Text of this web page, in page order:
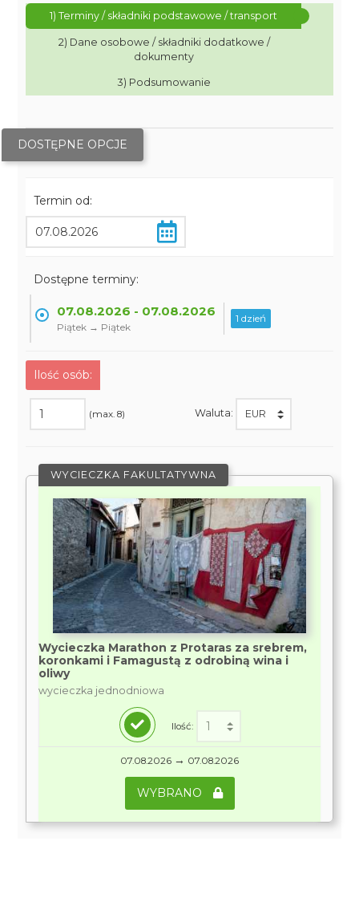
1) Terminy / składniki podstawowe / transport
2) Dane osobowe / składniki dodatkowe /
dokumenty
3) Podsumowanie
DOSTĘPNE OPCJE
Termin od:
Dostępne terminy:
07.08.2026 - 07.08.2026
Piątek → Piątek
1 dzień
Ilość osób:
(max. 8) Waluta:
WYCIECZKA FAKULTATYWNA
Wycieczka Marathon z Protaras za srebrem,
koronkami i Famagustą z odrobiną wina i
oliwy
wycieczka jednodniowa
Ilość:
07.08.2026 → 07.08.2026
WYBRANO